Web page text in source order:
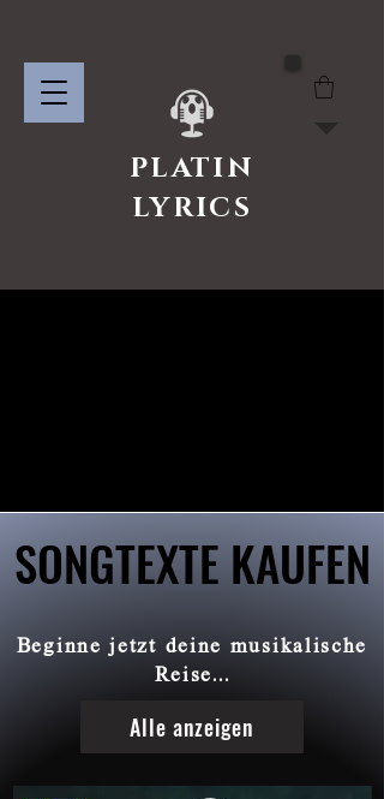
PLATIN
LYRICS
SONGTEXTE KAUFEN
SONGTEXTE KAUFEN
Beginne jetzt deine musikalische
Reise...
Alle anzeigen